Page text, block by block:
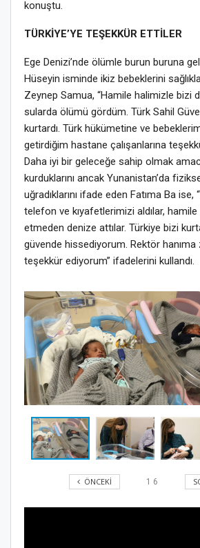
konuştu.
TÜRKİYE’YE TEŞEKKÜR ETTİLER
Ege Denizi’nde ölümle burun buruna
Hüseyin isminde ikiz bebeklerini
Zeynep Samua, “Hamile halimizle bizi
sularda ölümü gördüm. Türk Sahil
kurtardı. Türk hükümetine ve
getirdiğim hastane çalışanlarına
Daha iyi bir geleceğe sahip olmak
kurduklarını ancak Yunanistan’da
uğradıklarını ifade eden Fatıma Ba ise,
telefon ve kıyafetlerimizi aldılar, hamile
etmeden denize attılar. Türkiye bizi
güvende hissediyorum. Rektör hanıma
teşekkür ediyorum” ifadelerini kullandı.
ÖNCEKI 1 6